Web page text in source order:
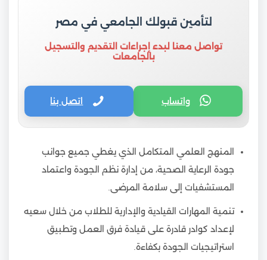
لتأمين قبولك الجامعي في مصر
تواصل معنا لبدء إجراءات التقديم والتسجيل
بالجامعات
واتساب اتصل بنا
المنهج العلمي المتكامل الذي يغطي جميع جوانب
جودة الرعاية الصحية، من إدارة نظم الجودة واعتماد
المستشفيات إلى سلامة المرضى.
تنمية المهارات القيادية والإدارية للطلاب من خلال سعيه
لإعداد كوادر قادرة على قيادة فرق العمل وتطبيق
استراتيجيات الجودة بكفاءة.